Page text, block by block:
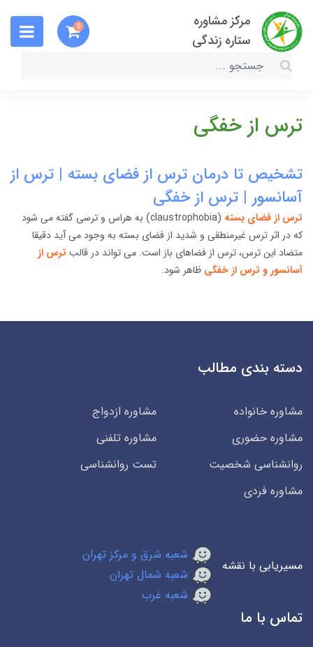
مرکز مشاوره
ستاره زندگی
0
ترس از خفگی
تشخیص تا درمان ترس از فضای بسته | ترس از
آسانسور | ترس از خفگی
ترس از فضای بسته
(claustrophobia) به هراس و ترسی گفته می شود
که در اثر ترس غیرمنطقی و شدید از فضای بسته به وجود می آید دقیقا
متضاد این ترس، ترس از فضاهای باز است. می تواند در قالب ترس از
آسانسور و ترس از خفگی ظاهر شود.
دسته بندی مطالب
مشاوره خانواده
مشاوره ازدواج
مشاوره حضوری
مشاوره تلفنی
روانشناسی شخصیت
تست روانشناسی
مشاوره فردی
مسیریابی با نقشه
شعبه شرق و مرکز تهران
شعبه شمال تهران
شعبه غرب
تماس با ما